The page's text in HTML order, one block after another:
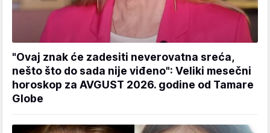
"Ovaj znak će zadesiti neverovatna sreća,
nešto što do sada nije viđeno": Veliki mesečni
horoskop za AVGUST 2026. godine od Tamare
Globe